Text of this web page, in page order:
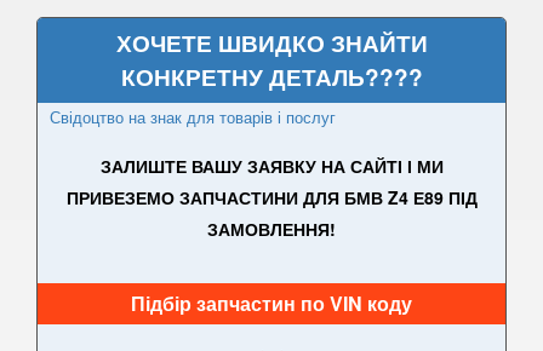
4 Series F32
4 Series F33
4 Series F36
M4 F82/F83
M5 E39
5 Series E60
ХОЧЕТЕ ШВИДКО ЗНАЙТИ
КОНКРЕТНУ ДЕТАЛЬ????
Свідоцтво на знак для товарів і послуг
ЗАЛИШТЕ ВАШУ ЗАЯВКУ НА САЙТІ І МИ
ПРИВЕЗЕМО ЗАПЧАСТИНИ ДЛЯ БМВ Z4 Е89 ПІД
ЗАМОВЛЕННЯ!
Підбір запчастин по VIN коду